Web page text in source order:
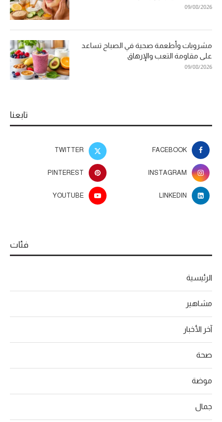
09/08/2026
مشروبات وأطعمة صحية في الصباح تساعد
على مقاومة التعب والإرهاق
09/08/2026
تابعنا
FACEBOOK
TWITTER
INSTAGRAM
PINTEREST
LINKEDIN
YOUTUBE
فئات
الرئيسية
مشاهير
آخر الأخبار
صحة
موضة
جمال